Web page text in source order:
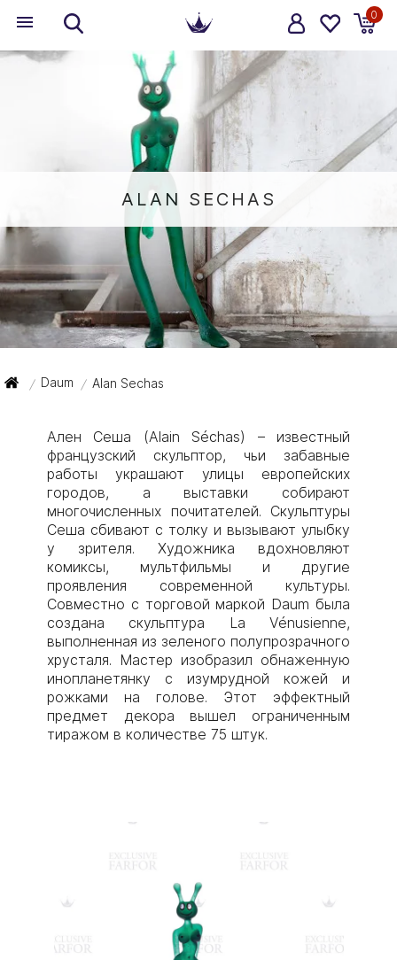
0
ALAN SECHAS
/ Daum / Alan Sechas
Ален Сеша (Alain Séchas) – известный
французский скульптор, чьи забавные
работы украшают улицы европейских
городов, а выставки собирают
многочисленных почитателей. Скульптуры
Сеша сбивают с толку и вызывают улыбку
у зрителя. Художника вдохновляют
комиксы, мультфильмы и другие
проявления современной культуры.
Совместно с торговой маркой Daum была
создана скульптура La Vénusienne,
выполненная из зеленого полупрозрачного
хрусталя. Мастер изобразил обнаженную
инопланетянку с изумрудной кожей и
рожками на голове. Этот эффектный
предмет декора вышел ограниченным
тиражом в количестве 75 штук.